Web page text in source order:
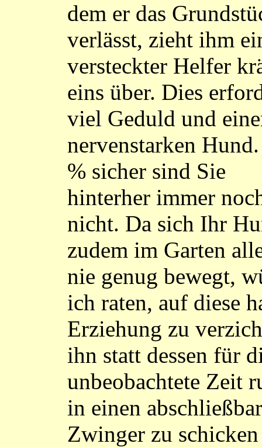
dem er das
verlässt, zieht ihm
versteckter Helfer
eins über. Dies
viel Geduld und
nervenstarken
% sicher sind Sie
hinterher immer
nicht. Da sich Ihr
zudem im Garten
nie genug bewegt,
ich raten, auf diese
Erziehung zu
ihn statt dessen für
unbeobachtete Zeit
in einen
Zwinger zu